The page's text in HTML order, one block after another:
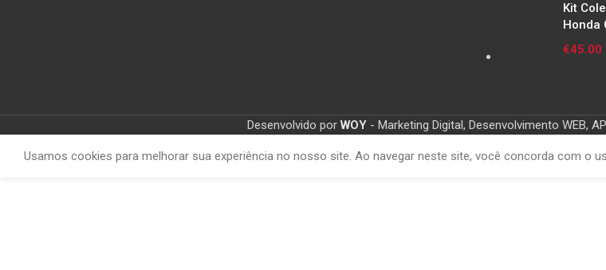
Kit
Honda
€45.00
Desenvolvido por WOY - Marketing Digital, Desenvolvimento WEB,
Usamos cookies para melhorar sua experiência no nosso site. Ao navegar neste site, você concorda com o